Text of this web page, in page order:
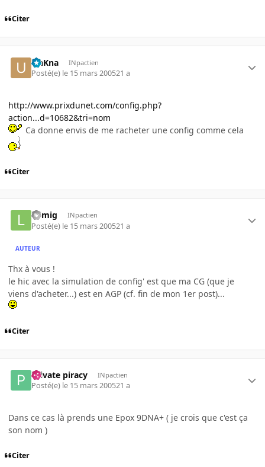
Citer
UnKna INpactien
Posté(e) le 15 mars 200521 a
http://www.prixdunet.com/config.php?
action...d=10682&tri=nom
Ca donne envis de me racheter une config comme cela
Citer
Lomig INpactien
Posté(e) le 15 mars 200521 a
AUTEUR
Thx à vous !
le hic avec la simulation de config' est que ma CG (que je
viens d'acheter...) est en AGP (cf. fin de mon 1er post)...
Citer
Private piracy INpactien
Posté(e) le 15 mars 200521 a
Dans ce cas là prends une Epox 9DNA+ ( je crois que c'est ça
son nom )
Citer